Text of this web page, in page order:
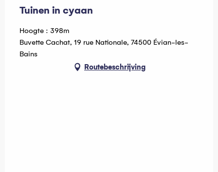
Tuinen in cyaan
Hoogte : 398m
Buvette Cachat, 19 rue Nationale, 74500 Évian-les-
Bains
Routebeschrijving